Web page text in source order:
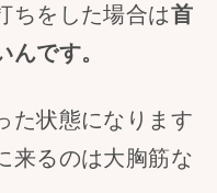
ちをした場合は首
です。
た状態になります
来るのは大胸筋な